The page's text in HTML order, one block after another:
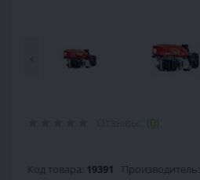
(0)
Код товара: 19391 Производитель: